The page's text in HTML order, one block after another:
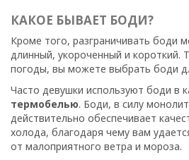
КАКОЕ БЫВАЕТ БОДИ?
Кроме того, разграничивать боди
длинный, укороченный и короткий.
погоды, вы можете выбрать боди
Часто девушки используют боди в
термобелью. Боди, в силу
действительно обеспечивает
холода, благодаря чему вам
от малоприятного ветра и мороза.